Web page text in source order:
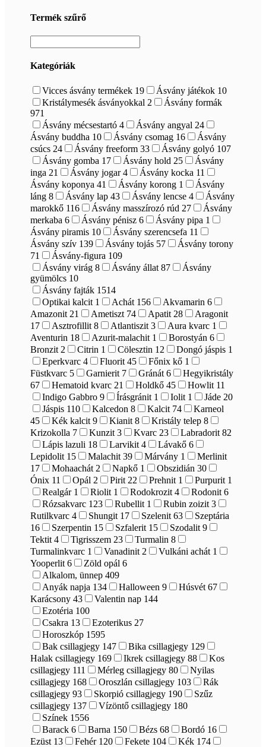
Termék szűrő
Kategóriák
Vicces ásvány termékek 19 Ásvány játékok 10
Kristálymesék ásványokkal 2
Ásvány formák
971
Ásvány mécsestartó4 Ásvány angyal 24
Ásvány buddha 10 Ásvány csomag 16
Ásvány
csúcs 24 Ásvány freeform33 Ásvány golyó 107
Ásvány gomba 17 Ásvány hold 25
Ásvány
inga 21 Ásvány jogar4 Ásvány kocka 11
Ásvány koponya41 Ásvány korong 1
Ásvány
láng8 Ásvány lap43 Ásvány lencse4
Ásvány
marokkő 116 Ásvány masszírozó rúd 27
Ásvány
merkaba6 Ásvány pénisz6 Ásvány pipa 1
Ásvány piramis 10 Ásvány szerencsefa 11
Ásvány szív 139 Ásvány tojás 57
Ásvány torony
71
Ásvány-figura 109
Ásvány virág8 Ásvány állat87
Ásvány
gyümölcs 10
Ásvány fajták 1514
Optikai kalcit 1 Achát 156 Akvamarin6
Amazonit 21 Ametiszt 74 Apatit 28
Aragonit
17
Asztrofillit8 Atlantiszit3 Aura kvarc 1
Aventurin 18 Azurit-malachit 1 Borostyán6
Bronzit 2 Citrin 1 Cölesztin 12 Dongó jáspis 1
Eperkvarc4 Fluorit45 Főnix kő 1
Füstkvarc 5 Garnierit 7 Gránát6
Hegyikristály
67
Hematoid kvarc 21 Holdkő45 Howlit 11
Indigo Gabbro9 Írásgránit 1 Iolit 1 Jáde 20
Jáspis 110 Kalcedon8 Kalcit 74
Karneol
45
Kék kalcit9 Kianit8 Kristály telep8
Krizokolla 7 Kunzit3 Kvarc 23 Labradorit82
Lápis lazuli 18 Larvikit4 Lávakő6
Lepidolit 15 Malachit39 Márvány 1
Merlinit
17
Mohaachát 2 Napkő 1 Obszidián30
Ónix 11 Opál 2 Pirit 22 Prehnit 1 Purpurit 1
Realgár 1 Riolit 1 Rodokrozit4 Rodonit6
Rózsakvarc 123 Rubellit 1 Rubin zoizit3
Rutilkvarc4 Shungit 17 Szelenit63
Szeptária
16
Szerpentin 15 Szfalerit 15 Szodalit9
Tektit4 Tigrisszem 23 Turmalin8
Turmalinkvarc 1 Vanadinit 2 Vulkáni achát 1
Yooperlit6 Zöld opál6
Alkalom, ünnep409
Anyák napja 134 Halloween9 Húsvét67
Karácsony43 Valentin nap 144
Ezotéria 100
Csakra 13 Ezoterikus 27
Horoszkóp 1595
Bak csillagjegy 147 Bika csillagjegy 129
Halak csillagjegy 169 Ikrek csillagjegy88
Kos
csillagjegy 111 Mérleg csillagjegy80
Nyilas
csillagjegy 168 Oroszlán csillagjegy 103
Rák
csillagjegy93 Skorpió csillagjegy 190
Szűz
csillagjegy 137 Vízöntő csillagjegy 180
Színek 1556
Barack6 Barna 150 Bézs68 Bordó 16
Ezüst 13 Fehér 120 Fekete 104 Kék 174